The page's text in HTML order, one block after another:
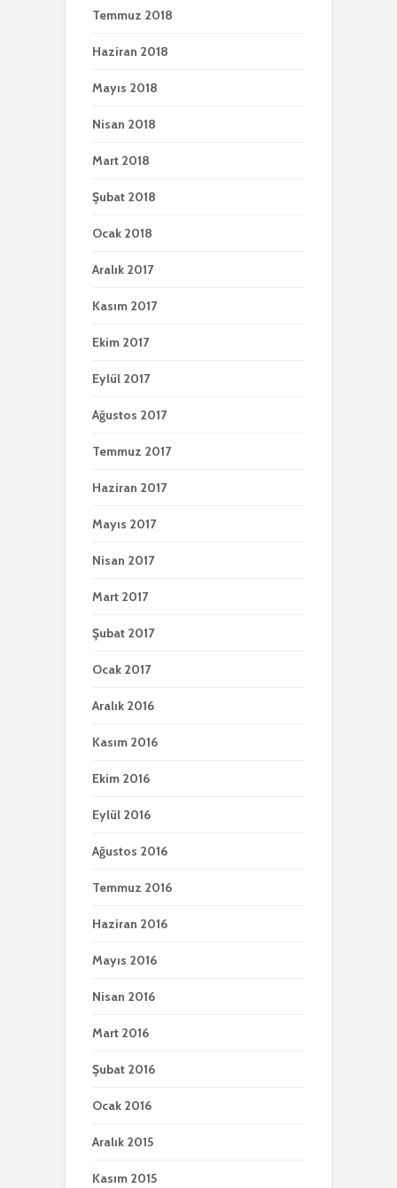
Temmuz 2018
Haziran 2018
Mayıs 2018
Nisan 2018
Mart 2018
Şubat 2018
Ocak 2018
Aralık 2017
Kasım 2017
Ekim 2017
Eylül 2017
Ağustos 2017
Temmuz 2017
Haziran 2017
Mayıs 2017
Nisan 2017
Mart 2017
Şubat 2017
Ocak 2017
Aralık 2016
Kasım 2016
Ekim 2016
Eylül 2016
Ağustos 2016
Temmuz 2016
Haziran 2016
Mayıs 2016
Nisan 2016
Mart 2016
Şubat 2016
Ocak 2016
Aralık 2015
Kasım 2015